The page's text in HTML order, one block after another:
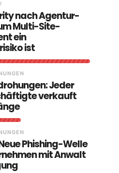
nach Agentur-
Multi-Site-
ein
ist
Jeder
verkauft
Phishing-Welle
mit Anwalt